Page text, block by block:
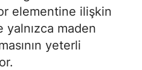
elementine ilişkin
maden
yeterli